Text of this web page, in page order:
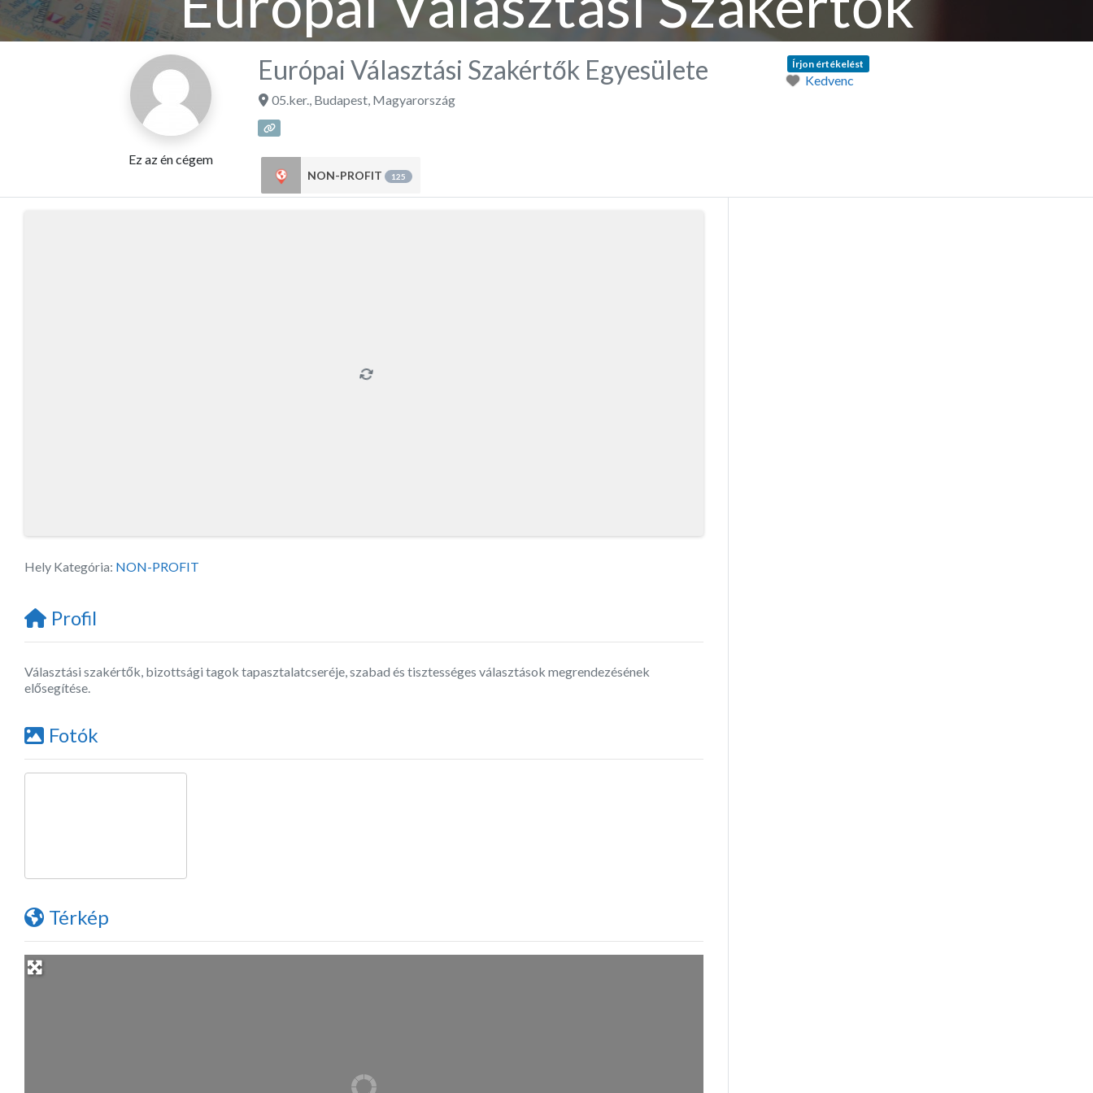
Egyesülete
Ez az én cégem
Európai Választási Szakértők Egyesülete
05.ker., Budapest, Magyarország
NON-PROFIT 125
Írjon értékelést
Kedvenc
Hely Kategória: NON-PROFIT
Profil
Választási szakértők, bizottsági tagok tapasztalatcseréje, szabad és tisztességes választások megrendezésének
elősegítése.
Fotók
Térkép